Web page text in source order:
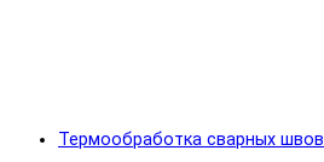
Термообработка сварных швов